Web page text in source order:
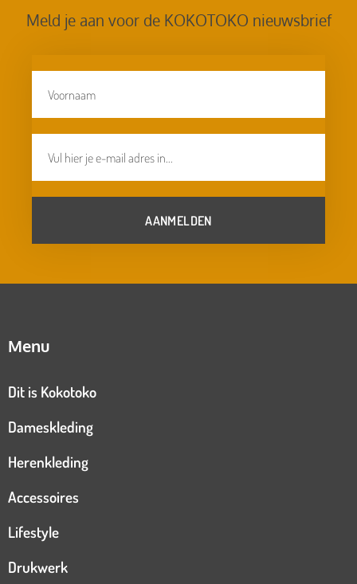
Meld je aan voor de KOKOTOKO nieuwsbrief
AANMELDEN
Menu
Dit is Kokotoko
Dameskleding
Herenkleding
Accessoires
Lifestyle
Drukwerk